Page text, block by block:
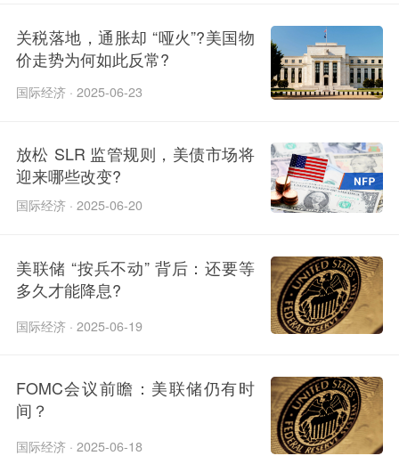
关税落地，通胀却 “哑火”?美国物
价走势为何如此反常?​
国际经济 · 2025-06-23
放松 SLR 监管规则，美债市场将
迎来哪些改变?​
国际经济 · 2025-06-20
美联储 “按兵不动” 背后：还要等
多久才能降息?
国际经济 · 2025-06-19
FOMC会议前瞻：美联储仍有时
间？
国际经济 · 2025-06-18